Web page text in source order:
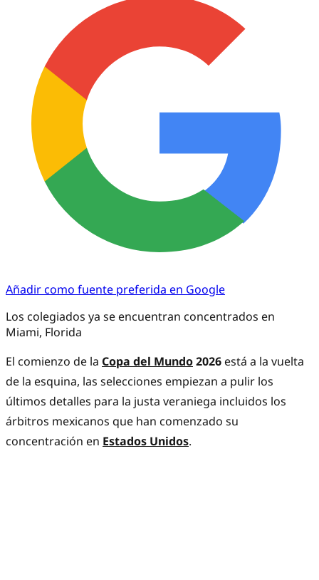
Añadir como fuente preferida en Google
Los colegiados ya se encuentran concentrados en
Miami, Florida
El comienzo de la Copa del Mundo2026 está a la vuelta
de la esquina, las selecciones empiezan a pulir los
últimos detalles para la justa veraniega incluidos los
árbitros mexicanos que han comenzado su
concentración en Estados Unidos.